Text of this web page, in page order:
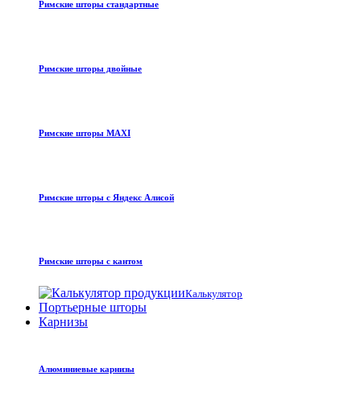
Римские шторы стандартные
Римские шторы двойные
Римские шторы MAXI
Римские шторы с Яндекс Алисой
Римские шторы с кантом
Калькулятор
Портьерные шторы
Карнизы
Алюминиевые карнизы